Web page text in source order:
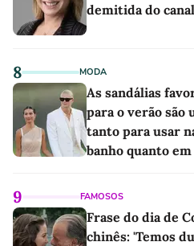
demitida do canal
8 MODA
As sandálias
para o verão
tanto para usar
banho quanto
9 FAMOSOS
Frase do dia de
chinês: 'Temos